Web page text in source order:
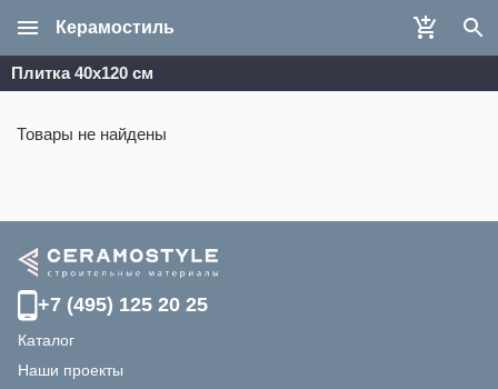
Керамостиль
Плитка 40x120 см
Товары не найдены
+7 (495) 125 20 25
Каталог
Наши проекты